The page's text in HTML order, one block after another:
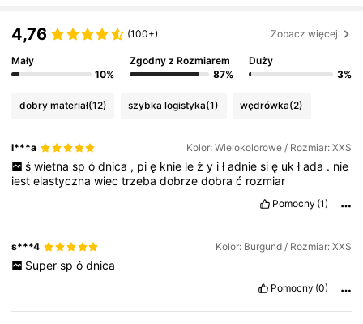
4,76 (100+) Zobacz więcej
Mały
10%
Zgodny z Rozmiarem
87%
Duży
3%
dobry materiał(12) szybka logistyka(1) wędrówka(2)
l***a Kolor: Wielokolorowe / Rozmiar: XXS
ś wietna sp ó dnica , pi ę knie le ż y i ładnie si ę uk łada . nie
iestelastycznawiectrzebadobrzedobrać rozmiar
Pomocny (1)
s***4 Kolor: Burgund / Rozmiar: XXS
Super sp ó dnica
Pomocny (0)